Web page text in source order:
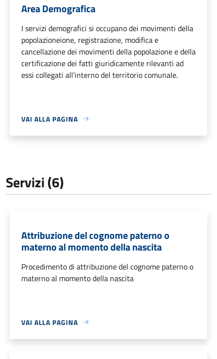
Area Demografica
I servizi demografici si occupano dei movimenti della
popolazioneione, registrazione, modifica e
cancellazione dei movimenti della popolazione e della
certificazione dei fatti giuridicamente rilevanti ad
essi collegati all'interno del territorio comunale.
VAI ALLA PAGINA
Servizi (6)
Attribuzione del cognome paterno o
materno al momento della nascita
Procedimento di attribuzione del cognome paterno o
materno al momento della nascita
VAI ALLA PAGINA